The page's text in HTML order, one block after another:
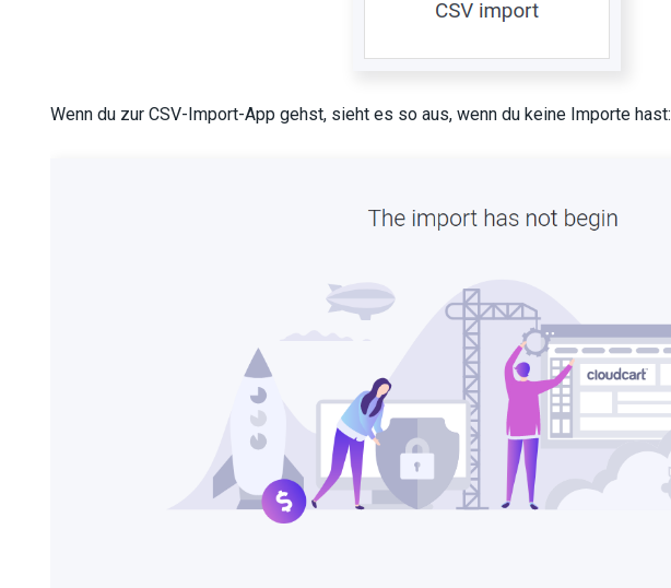
Wenn du zur CSV-Import-App gehst, sieht es so aus, wenn du keine Importe hast: